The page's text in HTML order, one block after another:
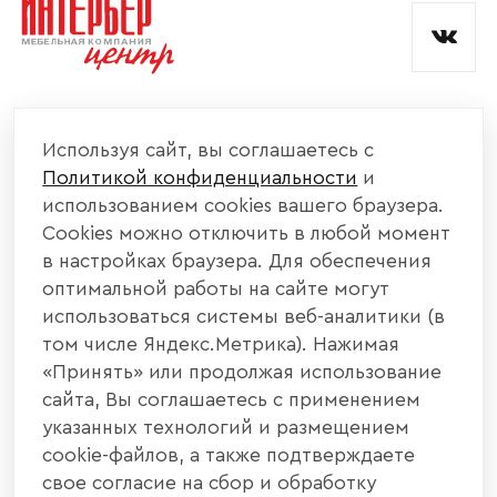
КАТАЛОГ МЕБЕЛИ
ИНФОРМАЦИЯ
НАШИ КОНТАКТЫ
+7 800 700 20 58
440004, г. Пенза, ул. Рябова, д. 31
Используя сайт, вы соглашаетесь с
Политикой конфиденциальности и
использованием cookies вашего браузера.
Cookies можно отключить в любой момент
в настройках браузера. Для обеспечения
оптимальной работы на сайте могут
использоваться системы веб-аналитики (в
том числе Яндекс.Метрика). Нажимая
«Принять» или продолжая использование
сайта, Вы соглашаетесь с применением
указанных технологий и размещением
cookie-файлов, а также подтверждаете
свое согласие на сбор и обработку